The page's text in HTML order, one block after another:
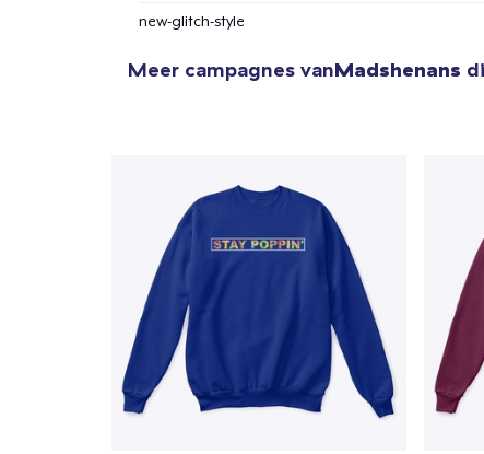
new-glitch-style
Meer campagnes vanMadshenans